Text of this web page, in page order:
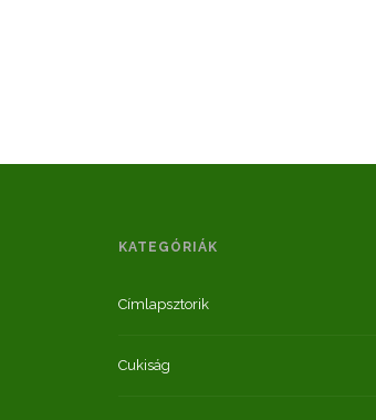
KATEGÓRIÁK
Címlapsztorik
Cukiság